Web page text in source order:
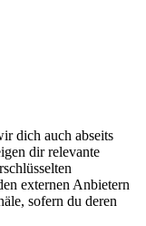
dich auch abseits
dir relevante
externen Anbietern
sofern du deren